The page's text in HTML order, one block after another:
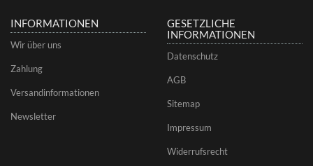
INFORMATIONEN
Wir über uns
Zahlung
Versandinformationen
Newsletter
GESETZLICHE
INFORMATIONEN
Datenschutz
AGB
Sitemap
Impressum
Widerrufsrecht